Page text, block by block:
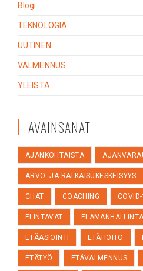
Blogi
TEKNOLOGIA
UUTINEN
VALMENNUS
YLEISTÄ
AVAINSANAT
AJANKOHTAISTA
ARVO- JA RATKAISUKESKEISYYS
CHAT COACHING
ELINTAVAT
ETÄASIOINTI ETÄHOITO
ETÄTYÖ ETÄVALMENNUS